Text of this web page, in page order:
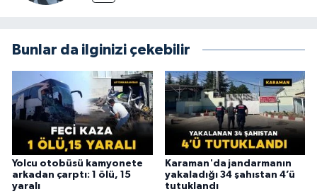
Bunlar da ilginizi çekebilir
Yolcu otobüsü kamyonete
arkadan çarptı: 1 ölü, 15
yaralı
Karaman'da jandarmanın
yakaladığı 34 şahıstan 4’ü
tutuklandı